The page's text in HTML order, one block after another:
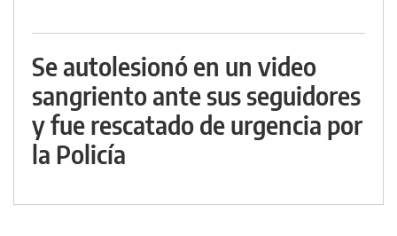
Se autolesionó en un video
sangriento ante sus seguidores
y fue rescatado de urgencia por
la Policía